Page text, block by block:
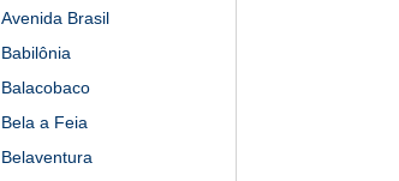
Avenida Brasil
Babilônia
Balacobaco
Bela a Feia
Belaventura